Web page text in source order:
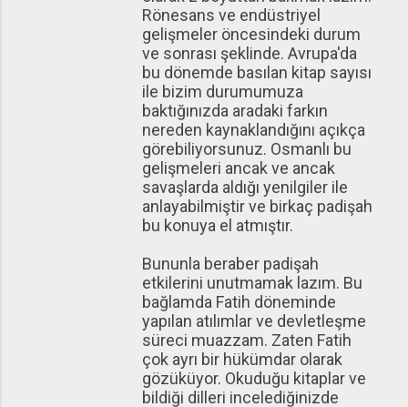
Rönesans ve endüstriyel
gelişmeler öncesindeki durum
ve sonrası şeklinde. Avrupa'da
bu dönemde basılan kitap sayısı
ile bizim durumumuza
baktığınızda aradaki farkın
nereden kaynaklandığını açıkça
görebiliyorsunuz. Osmanlı bu
gelişmeleri ancak ve ancak
savaşlarda aldığı yenilgiler ile
anlayabilmiştir ve birkaç padişah
bu konuya el atmıştır.
Bununla beraber padişah
etkilerini unutmamak lazım. Bu
bağlamda Fatih döneminde
yapılan atılımlar ve devletleşme
süreci muazzam. Zaten Fatih
çok ayrı bir hükümdar olarak
gözüküyor. Okuduğu kitaplar ve
bildiği dilleri incelediğinizde